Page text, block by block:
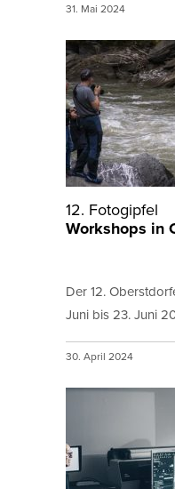
31. Mai 2024
12. Fotogipfel
Workshops in
Der 12.
Juni bis 23. Juni
30. April 2024